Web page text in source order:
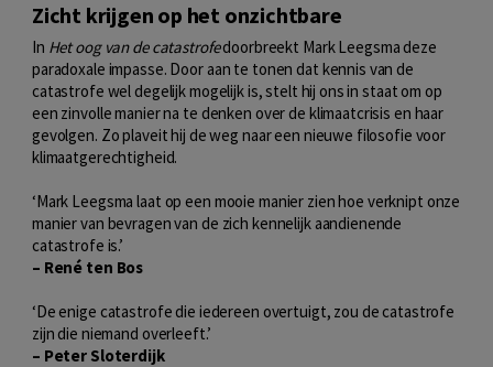
Zicht krijgen op het onzichtbare
In Het oog van de catastrofedoorbreekt Mark Leegsma deze
paradoxale impasse. Door aan te tonen dat kennis van de
catastrofe wel degelijk mogelijk is, stelt hij ons in staat om op
een zinvolle manier na te denken over de klimaatcrisis en haar
gevolgen. Zo plaveit hij de weg naar een nieuwe filosofie voor
klimaatgerechtigheid.
‘Mark Leegsma laat op een mooie manier zien hoe verknipt onze
manier van bevragen van de zich kennelijk aandienende
catastrofe is.’
– René ten Bos
‘De enige catastrofe die iedereen overtuigt, zou de catastrofe
zijn die niemand overleeft.’
– Peter Sloterdijk